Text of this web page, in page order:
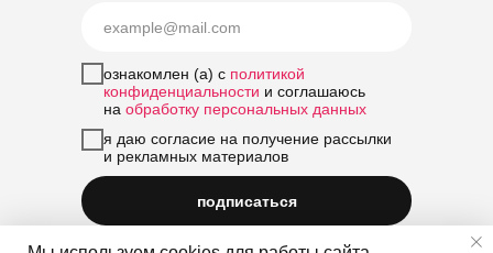
ознакомлен (а) с политикой
конфиденциальности и соглашаюсь
на обработку персональных данных
я даю согласие на получение рассылки
и рекламных материалов
подписаться